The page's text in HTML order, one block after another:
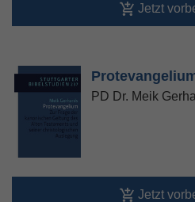
Jetzt
PD Dr. Meik
Jetzt